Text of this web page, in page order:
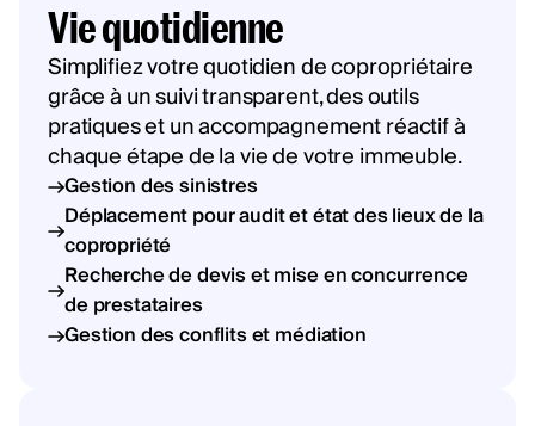
Vie quotidienne
Simplifiez votre quotidien de copropriétaire
grâce à un suivi transparent, des outils
pratiques et un accompagnement réactif à
chaque étape de la vie de votre immeuble.
Gestion des sinistres
Déplacement pour audit et état des lieux de la
copropriété
Recherche de devis et mise en concurrence
de prestataires
Gestion des conflits et médiation